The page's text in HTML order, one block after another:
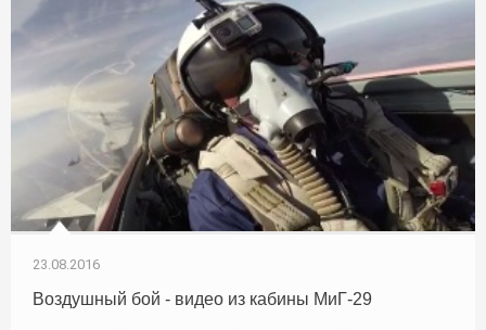
23.08.2016
Воздушный бой - видео из кабины МиГ-29